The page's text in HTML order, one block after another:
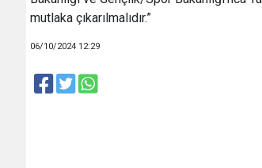
mutlaka çıkarılmalıdır.”
06/10/2024 12:29